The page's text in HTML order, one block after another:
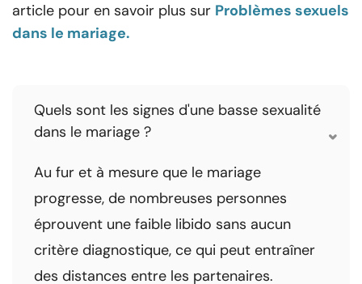
article pour en savoir plus sur Problèmes sexuels
dans le mariage.
Quels sont les signes d'une basse sexualité
dans le mariage ?
Au fur et à mesure que le mariage
progresse, de nombreuses personnes
éprouvent une faible libido sans aucun
critère diagnostique, ce qui peut entraîner
des distances entre les partenaires.